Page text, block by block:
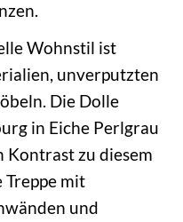
Wohnstil ist
unverputzten
Die Dolle
in Eiche Perlgrau
Kontrast zu diesem
Treppe mit
und